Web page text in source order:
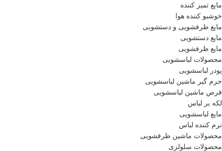
مایع تمیز کننده
خوشبو کننده هوا
مایع ظرفشویی و دستشویی
مایع دستشویی
مایع ظرفشویی
محصولات لباسشویی
پودر لباسشویی
جرم گیر ماشین لباسشویی
قرص ماشین لباسشویی
لکه بر لباس
مایع لباسشویی
نرم کننده لباس
محصولات ماشین ظرفشویی
محصولات سلولزی